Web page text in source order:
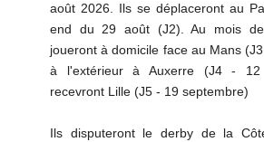
août 2026. Ils se déplaceront au
end du 29 août (J2). Au mois
joueront à domicile face au Mans
à l'extérieur à Auxerre (J4 - 12
recevront Lille (J5 - 19 septembre)
Ils disputeront le derby de la